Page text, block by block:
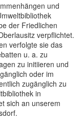
und
der Friedlichen
verpflichtet.
verfolgte sie das
u. a. zu
zu initiieren und
oder im
zugänglich zu
in
sich an unserem